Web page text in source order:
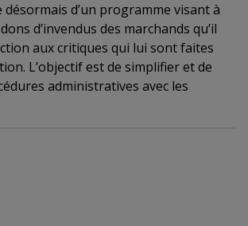
désormais d’un programme visant à
d’invendus des marchands qu’il
aux critiques qui lui sont faites
L’objectif est de simplifier et de
administratives avec les